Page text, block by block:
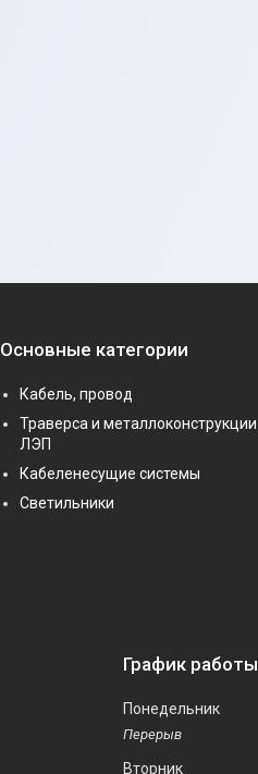
Основные категории
Кабель, провод
Траверса и
ЛЭП
Кабеленесущие системы
Светильники
График работы
Понедельник
Вторник